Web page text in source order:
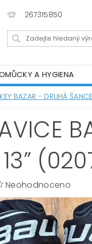
267315850
A HYGIENA
BAZAR - DRUHÁ ŠANCE
13”
Neohodnoceno